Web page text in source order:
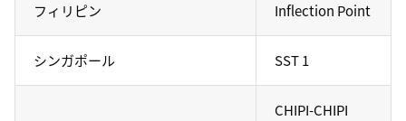
フィリピン Inflection Point
シンガポール SST 1
CHIPI-CHIPI